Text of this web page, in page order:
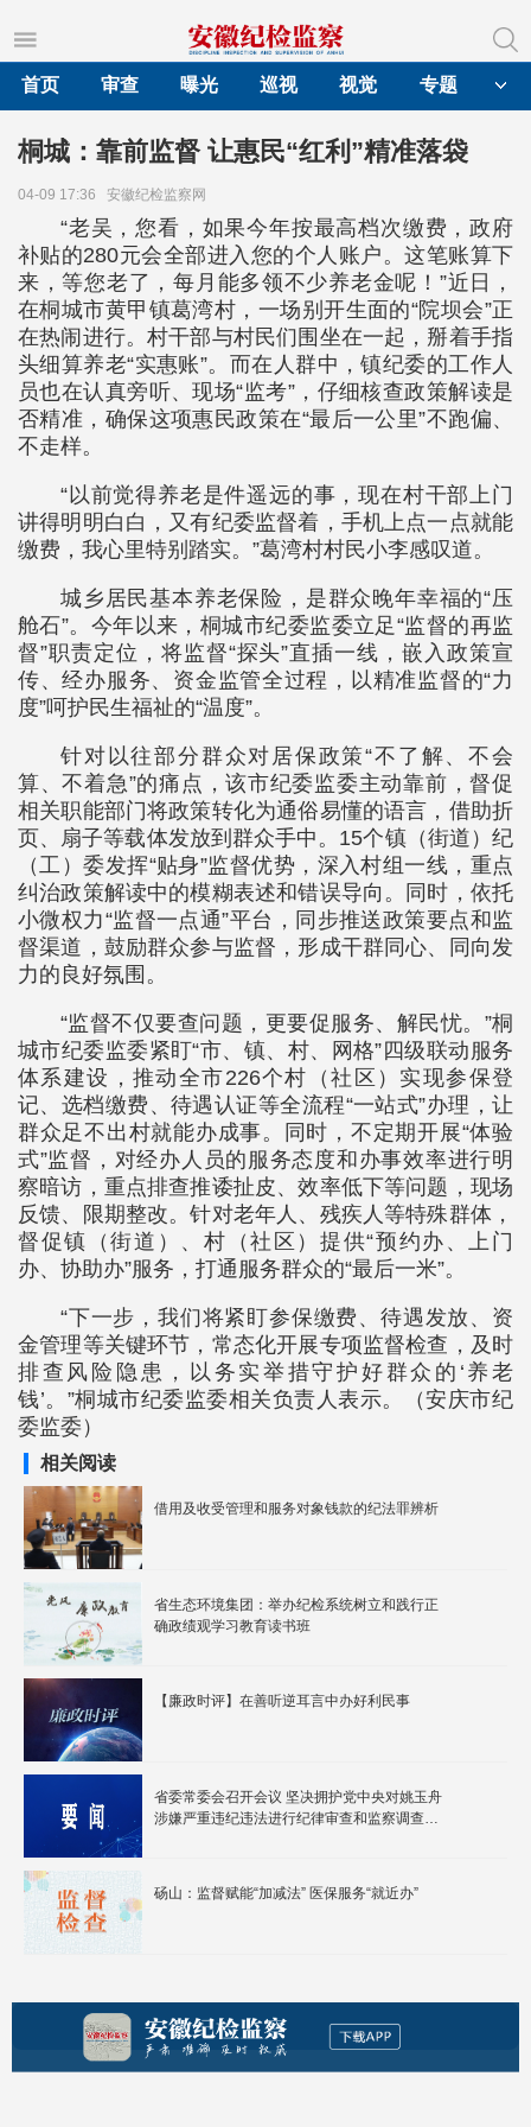
首页
审查 曝光 巡视 视觉 专题
桐城：靠前监督 让惠民“红利”精准落袋
04-09 17:36 安徽纪检监察网
“老吴，您看，如果今年按最高档次缴费，政府
补贴的280元会全部进入您的个人账户。这笔账算下
来，等您老了，每月能多领不少养老金呢！”近日，
在桐城市黄甲镇葛湾村，一场别开生面的“院坝会”正
在热闹进行。村干部与村民们围坐在一起，掰着手指
头细算养老“实惠账”。而在人群中，镇纪委的工作人
员也在认真旁听、现场“监考”，仔细核查政策解读是
否精准，确保这项惠民政策在“最后一公里”不跑偏、
不走样。
“以前觉得养老是件遥远的事，现在村干部上门
讲得明明白白，又有纪委监督着，手机上点一点就能
缴费，我心里特别踏实。”葛湾村村民小李感叹道。
城乡居民基本养老保险，是群众晚年幸福的“压
舱石”。今年以来，桐城市纪委监委立足“监督的再监
督”职责定位，将监督“探头”直插一线，嵌入政策宣
传、经办服务、资金监管全过程，以精准监督的“力
度”呵护民生福祉的“温度”。
针对以往部分群众对居保政策“不了解、不会
算、不着急”的痛点，该市纪委监委主动靠前，督促
相关职能部门将政策转化为通俗易懂的语言，借助折
页、扇子等载体发放到群众手中。15个镇（街道）纪
（工）委发挥“贴身”监督优势，深入村组一线，重点
纠治政策解读中的模糊表述和错误导向。同时，依托
小微权力“监督一点通”平台，同步推送政策要点和监
督渠道，鼓励群众参与监督，形成干群同心、同向发
力的良好氛围。
“监督不仅要查问题，更要促服务、解民忧。”桐
城市纪委监委紧盯“市、镇、村、网格”四级联动服务
体系建设，推动全市226个村（社区）实现参保登
记、选档缴费、待遇认证等全流程“一站式”办理，让
群众足不出村就能办成事。同时，不定期开展“体验
式”监督，对经办人员的服务态度和办事效率进行明
察暗访，重点排查推诿扯皮、效率低下等问题，现场
反馈、限期整改。针对老年人、残疾人等特殊群体，
督促镇（街道）、村（社区）提供“预约办、上门
办、协助办”服务，打通服务群众的“最后一米”。
“下一步，我们将紧盯参保缴费、待遇发放、资
金管理等关键环节，常态化开展专项监督检查，及时
排查风险隐患，以务实举措守护好群众的‘养老
钱’。”桐城市纪委监委相关负责人表示。（安庆市纪
委监委）
相关阅读
借用及收受管理和服务对象钱款的纪法罪辨析
省生态环境集团：举办纪检系统树立和践行正
确政绩观学习教育读书班
【廉政时评】在善听逆耳言中办好利民事
省委常委会召开会议 坚决拥护党中央对姚玉舟
涉嫌严重违纪违法进行纪律审查和监察调查的
砀山：监督赋能“加减法” 医保服务“就近办”